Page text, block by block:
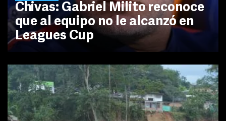
Chivas: Gabriel Milito reconoce
que al equipo no le alcanzó en
Leagues Cup